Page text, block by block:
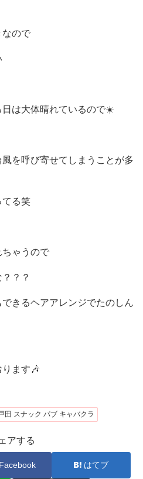
なので
日は大体晴れているので☀️
を呼び寄せてしまうことが多
てる笑
ゃうので
？？
きるヘアアレンジでたのしん
ます 🎶
田 スナック パブ キャバクラ
アする
Facebook はてブ